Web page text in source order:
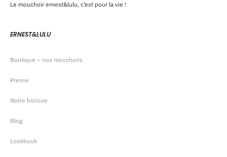
Le mouchoir ernest&lulu, c’est pour la vie !
ERNEST&LULU
Boutique – nos mouchoirs
Presse
Notre histoire
Blog
Lookbook